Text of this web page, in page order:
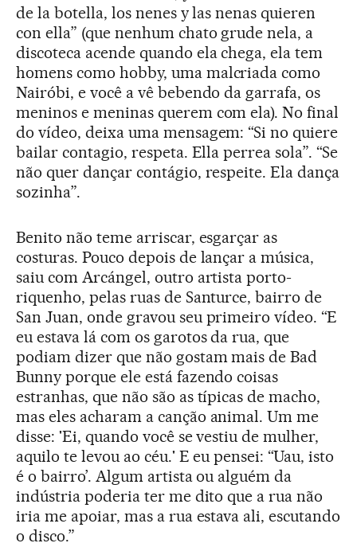
de la botella, los nenes y las nenas quieren
con ella” (que nenhum chato grude nela, a
discoteca acende quando ela chega, ela tem
homens como hobby, uma malcriada como
Nairóbi, e você a vê bebendo da garrafa, os
meninos e meninas querem com ela). No final
do vídeo, deixa uma mensagem: “Si no quiere
bailar contagio, respeta. Ella perrea sola”. “Se
não quer dançar contágio, respeite. Ela dança
sozinha”.
Benito não teme arriscar, esgarçar as
costuras. Pouco depois de lançar a música,
saiu com Arcángel, outro artista porto-
riquenho, pelas ruas de Santurce, bairro de
San Juan, onde gravou seu primeiro vídeo. “E
eu estava lá com os garotos da rua, que
podiam dizer que não gostam mais de Bad
Bunny porque ele está fazendo coisas
estranhas, que não são as típicas de macho,
mas eles acharam a canção animal. Um me
disse: 'Ei, quando você se vestiu de mulher,
aquilo te levou ao céu.' E eu pensei: “Uau, isto
é o bairro’. Algum artista ou alguém da
indústria poderia ter me dito que a rua não
iria me apoiar, mas a rua estava ali, escutando
o disco.”